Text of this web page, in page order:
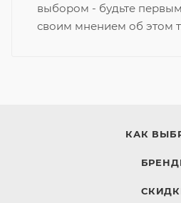
выбором - будьте
своим мнением об этом
КАК